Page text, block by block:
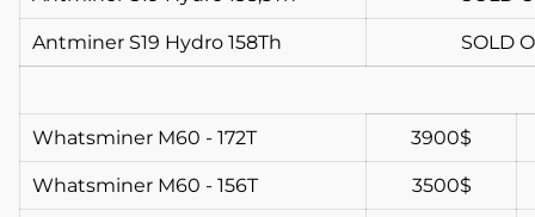
Antminer S19 Hydro 158Th SOLD
Whatsminer M60 - 172T 3900$
Whatsminer M60 - 156T 3500$